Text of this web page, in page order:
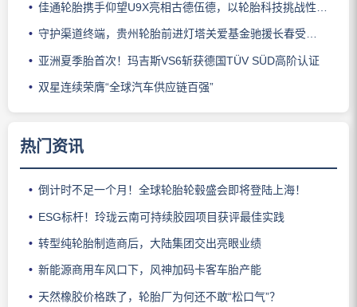
佳通轮胎携手仰望U9X亮相古德伍德，以轮胎科技挑战性能边界
守护渠道终端，贵州轮胎前进灯塔关爱基金驰援长春受灾门店
亚洲夏季胎首次！玛吉斯VS6斩获德国TÜV SÜD高阶认证
双星连续荣膺“全球汽车供应链百强”
热门资讯
倒计时不足一个月！全球轮胎轮毂盛会即将登陆上海！
ESG标杆！玲珑云南可持续胶园项目获评最佳实践
转型纯轮胎制造商后，大陆集团交出亮眼业绩
新能源商用车风口下，风神加码卡客车胎产能
天然橡胶价格跌了，轮胎厂为何还不敢“松口气”？